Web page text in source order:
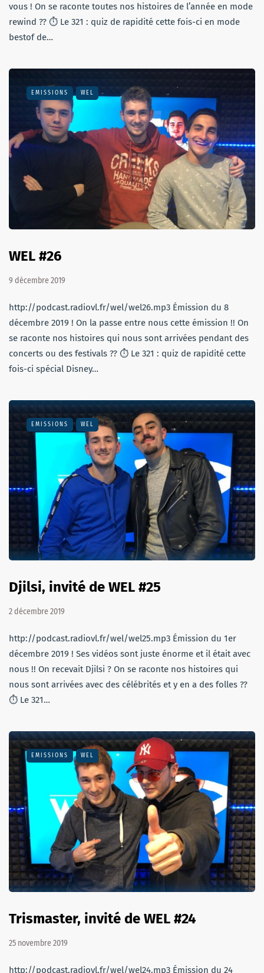
vous ! On se raconte toutes nos histoires de l’année en mode
rewind ?? ⏱ Le 321 : quiz de rapidité cette fois-ci en mode
bestof de…
EMISSIONS WEL
WEL #26
9 décembre 2019
http://podcast.radiovl.fr/wel/wel26.mp3 Émission du 8
décembre 2019 ! On la passe entre nous cette émission !! On
se raconte nos histoires qui nous sont arrivées pendant des
concerts ou des festivals ?? ⏱ Le 321 : quiz de rapidité cette
fois-ci spécial Disney…
EMISSIONS WEL
Djilsi, invité de WEL #25
2 décembre 2019
http://podcast.radiovl.fr/wel/wel25.mp3 Émission du 1er
décembre 2019 ! Ses vidéos sont juste énorme et il était avec
nous !! On recevait Djilsi ? On se raconte nos histoires qui
nous sont arrivées avec des célébrités et y en a des folles ??
⏱ Le 321…
EMISSIONS WEL
Trismaster, invité de WEL #24
25 novembre 2019
http://podcast.radiovl.fr/wel/wel24.mp3 Émission du 24